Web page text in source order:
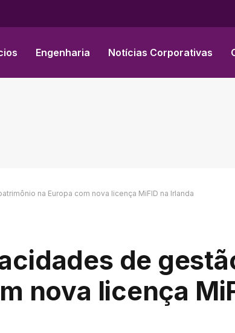
Engenharia Notícias Corporativas
na Europa com nova licença MiFID na Irlanda
de
nova licença